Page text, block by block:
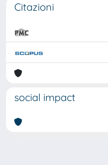
Citazioni
social impact